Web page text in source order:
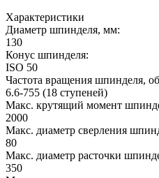
Характеристики
Диаметр шпинделя, мм:
130
Конус шпинделя:
ISO 50
Частота вращения шпинделя,
6.6-755 (18 ступеней)
Макс. крутящий момент
2000
Макс. диаметр сверления
80
Макс. диаметр расточки
350